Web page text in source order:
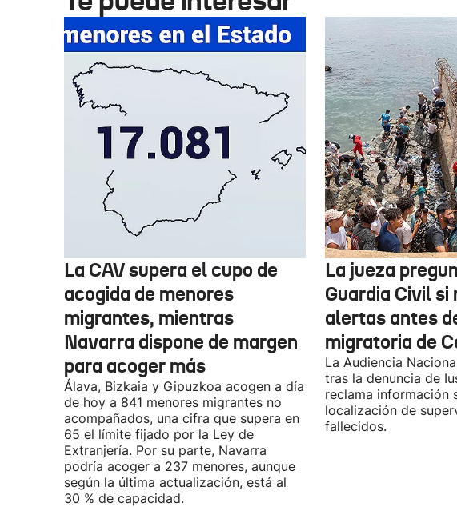
La CAV supera el cupo de
acogida de menores
migrantes, mientras
Navarra dispone de margen
para acoger más
Álava, Bizkaia y Gipuzkoa acogen a día
de hoy a 841 menores migrantes no
acompañados, una cifra que supera en
65 el límite fijado por la Ley de
Extranjería. Por su parte, Navarra
podría acoger a 237 menores, aunque
según la última actualización, está al
30 % de capacidad.
La jueza
Guardia Civil si
alertas antes
migratoria de
La Audiencia
tras la denuncia de
reclama información
localización de
fallecidos.